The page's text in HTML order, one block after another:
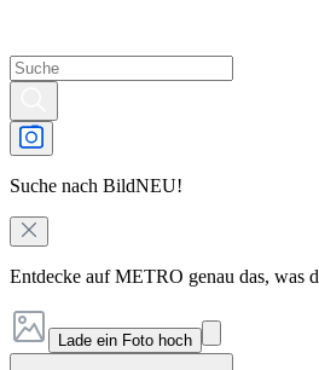
Suche nach BildNEU!
Entdecke auf METRO genau das, was
Lade ein Foto hoch